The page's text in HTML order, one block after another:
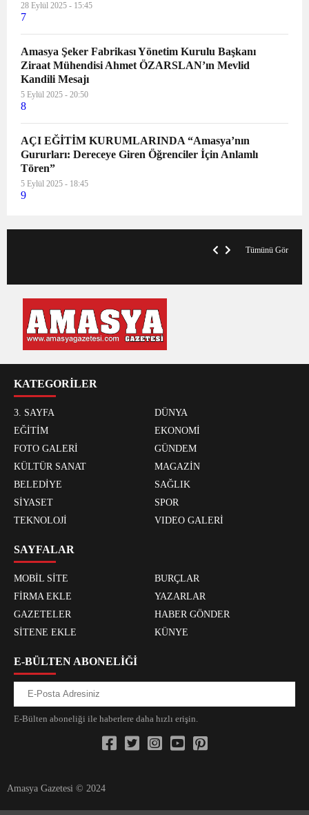
28 Eylül 2025 - 15:45
7
Amasya Şeker Fabrikası Yönetim Kurulu Başkanı
Ziraat Mühendisi Ahmet ÖZARSLAN’ın Mevlid
Kandili Mesajı
5 Eylül 2025 - 20:50
8
AÇI EĞİTİM KURUMLARINDA “Amasya’nın
Gururları: Dereceye Giren Öğrenciler İçin Anlamlı
Tören”
5 Eylül 2025 - 18:45
9
Tümünü Gör
KATEGORİLER
3. SAYFA
DÜNYA
EĞİTİM
EKONOMİ
FOTO GALERİ
GÜNDEM
KÜLTÜR SANAT
MAGAZİN
BELEDİYE
SAĞLIK
SİYASET
SPOR
TEKNOLOJİ
VIDEO GALERİ
SAYFALAR
MOBİL SİTE
BURÇLAR
FİRMA EKLE
YAZARLAR
GAZETELER
HABER GÖNDER
SİTENE EKLE
KÜNYE
E-BÜLTEN ABONELİĞİ
E-Bülten aboneliği ile haberlere daha hızlı erişin.
Amasya Gazetesi © 2024